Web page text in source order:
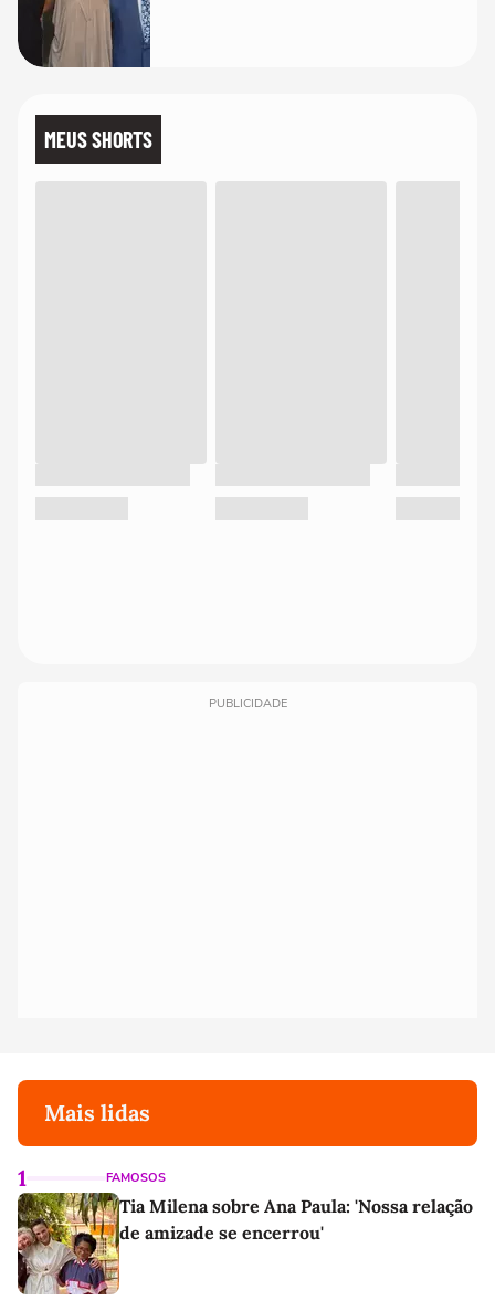
MEUS SHORTS
PUBLICIDADE
Mais lidas
1 FAMOSOS
Tia Milena sobre Ana Paula: 'Nossa relação
de amizade se encerrou'